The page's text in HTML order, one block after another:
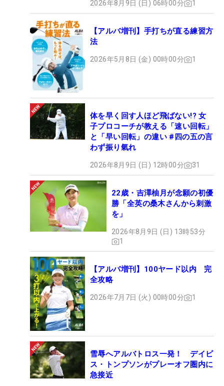
2026年8月9日 (日) 06時00分 1
【アルバ増刊】手打ちが直る練習方
法
2026年5月8日 (金) 00時00分 1
体を早く回す人ほど飛ばない!? 女
子プロコーチが教える「速い回転」
と「早い回転」の違い #四の五の言
わず振り氣れ
2026年8月9日 (日) 12時00分 31
22歳・吉澤柚月が念願の初優
勝「全英の桑木さんから刺激
を」
2026年8月9日 (日) 13時53分
1
【アルバ増刊】100ヤード以内 完
全攻略
2026年7月7日 (火) 00時00分 1
雪辱へアルバトロス一発！ デイビ
ス・トンプソンがプレーオフ圏内に
急接近